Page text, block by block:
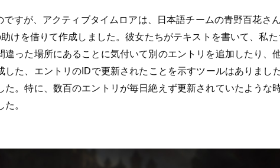
すが、アクティブタイムロアは、日本語チームの青野百花さ
けを借りて作成しました。彼女たちがテキストを書いて、私
った場所にあることに気付いて別のエントリを追加したり、
した、エントリのIDで更新されたことを示すツールはありまし
。特に、数百のエントリが毎日絶えず更新されていたような
。